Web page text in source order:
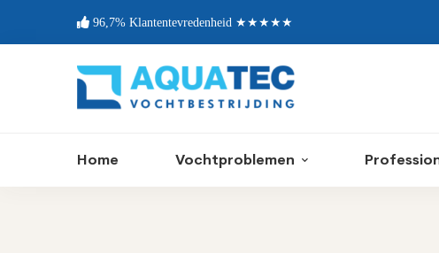
96,7% Klantentevredenheid ★★★★★
Home Vochtproblemen